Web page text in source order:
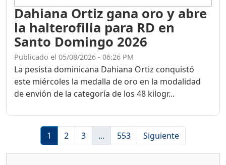
Dahiana Ortiz gana oro y abre
la halterofilia para RD en
Santo Domingo 2026
Publicado el 05/08/2026 - 06:26 PM
La pesista dominicana Dahiana Ortiz conquistó
este miércoles la medalla de oro en la modalidad
de envión de la categoría de los 48 kilogr...
1 2 3 ... 553 Siguiente